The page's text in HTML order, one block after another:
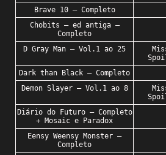
Brave 10 – Completo
Chobits – ed antiga –
Completo
D Gray Man – Vol.1 ao 25
Dark than Black – Completo
Demon Slayer – Vol.1 ao 8
Diário do Futuro – Completo
+ Mosaic e Paradox
Eensy Weensy Monster –
Completo